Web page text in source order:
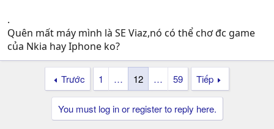
.
Quên mất máy mình là SE Viaz,nó có thể chơ đc game
của Nkia hay Iphone ko?
Trước 1 … 12 … 59 Tiếp
You must log in or register to reply here.